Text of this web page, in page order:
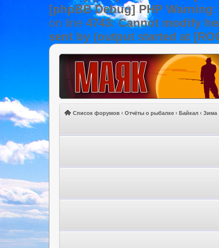
[phpBB Debug] PHP Warning
on line 4743:Cannot modify
sent by (output started at
Список форумов ‹ Отчёты о рыбалке ‹ Байкал ‹ Зима